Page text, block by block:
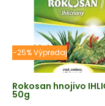
-25% Výpredaj
Rokosan hnojivo
50g